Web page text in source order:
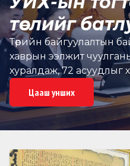
төслийг
Төрийн байгуулалтын
хаврын ээлжит
хуралдаж, 72 асуудлыг
Улсын Их Хурлын 16
хуралдаанаар
ажиллажээ, Эдгээрээс 4
Хурлын тогтоолын 16
байгууллагын 5 тайлан,
Цааш унших